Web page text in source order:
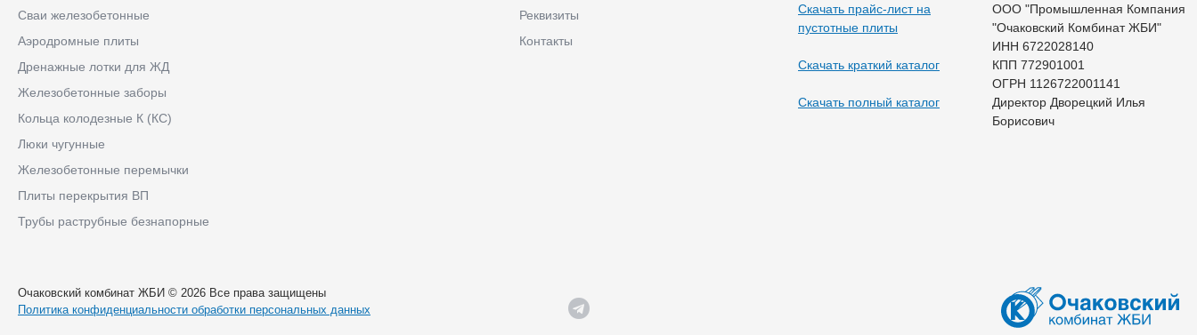
Сваи железобетонные
Аэродромные плиты
Дренажные лотки для ЖД
Железобетонные заборы
Кольца колодезные К (КС)
Люки чугунные
Железобетонные перемычки
Плиты перекрытия ВП
Трубы раструбные безнапорные
Реквизиты
Контакты
Скачать прайс-лист на
пустотные плиты
Скачать краткий каталог
Скачать полный каталог
ООО "Промышленная Компания
"Очаковский Комбинат ЖБИ"
ИНН 6722028140
КПП 772901001
ОГРН 1126722001141
Директор Дворецкий Илья
Борисович
Очаковский комбинат ЖБИ © 2026 Все права защищены
Политика конфиденциальности обработки персональных данных